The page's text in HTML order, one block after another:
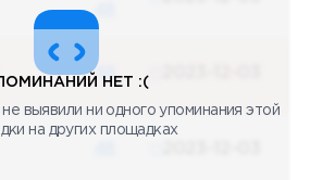
48
48
НЕТ :(
выявили ни одного упоминания этой
на других площадках